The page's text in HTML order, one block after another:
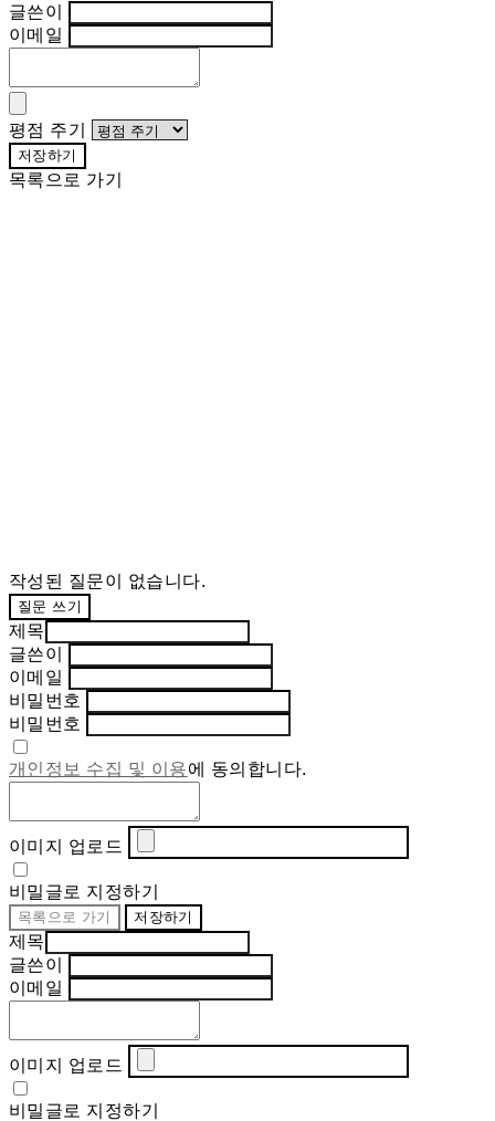
글쓴이
이메일
평점 주기
저장하기
목록으로 가기
작성된 질문이 없습니다.
질문 쓰기
제목
글쓴이
이메일
비밀번호
비밀번호
개인정보 수집 및 이용에 동의합니다.
이미지 업로드
비밀글로 지정하기
목록으로 가기 저장하기
제목
글쓴이
이메일
이미지 업로드
비밀글로 지정하기